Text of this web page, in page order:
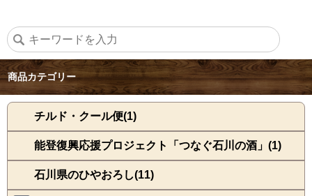
商品カテゴリー
チルド・クール便(1)
能登復興応援プロジェクト「つなぐ石川の酒」(1)
石川県のひやおろし(11)